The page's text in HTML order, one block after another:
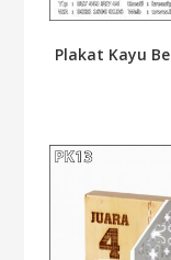
Plakat Kayu